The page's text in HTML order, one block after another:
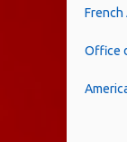
French
Office